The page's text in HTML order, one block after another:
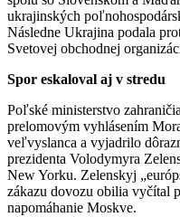
ukrajinských
Následne Ukrajina podala
Svetovej obchodnej
Spor eskaloval aj v stredu
Poľské ministerstvo
prelomovým vyhlásením
veľvyslanca a vyjadrilo
prezidenta Volodymyra
New Yorku. Zelenskyj
zákazu dovozu obilia vyčítal
napomáhanie Moskve.